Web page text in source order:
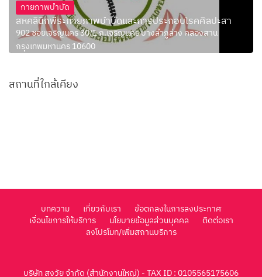
กายภาพบำบัด
สหคลินิกพีระกายภาพบำบัดและการประกอบโรคศิลปะสา
902 ซอยเจริญนคร 30/1 ถ.เจริญนคร บางลำภูล่าง คลองสาน
กรุงเทพมหานคร 10600
สถานที่ใกล้เคียง
บทความ เกี่ยวกับเรา
ข้อตกลงในการลงประกาศ
เงื่อนไขการให้บริการ
นโยบายข้อมูลส่วนบุคคล
ติดต่อเรา
ลงโปรโมท/เพิ่มสถานบริการ
บริษัท สูงวัย จำกัด (สำนักงานใหญ่) - TAX ID : 0105565175606